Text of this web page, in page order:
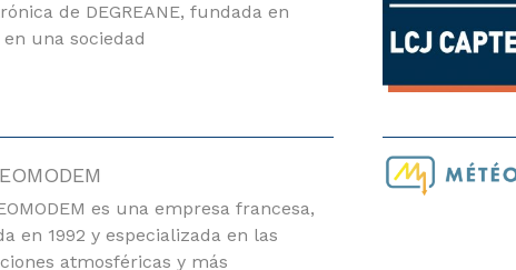
de DEGREANE, fundada en
en una sociedad
es una empresa francesa,
en 1992 y especializada en las
atmosféricas y más